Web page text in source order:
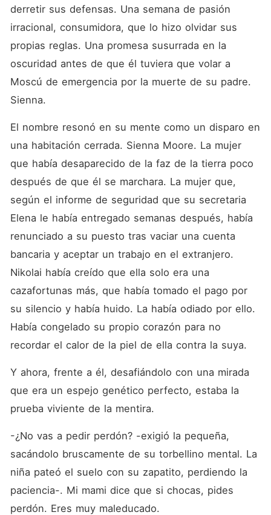
derretir sus defensas. Una semana de pasión
irracional, consumidora, que lo hizo olvidar sus
propias reglas. Una promesa susurrada en la
oscuridad antes de que él tuviera que volar a
Moscú de emergencia por la muerte de su padre.
Sienna.
El nombre resonó en su mente como un disparo en
una habitación cerrada. Sienna Moore. La mujer
que había desaparecido de la faz de la tierra poco
después de que él se marchara. La mujer que,
según el informe de seguridad que su secretaria
Elena le había entregado semanas después, había
renunciado a su puesto tras vaciar una cuenta
bancaria y aceptar un trabajo en el extranjero.
Nikolai había creído que ella solo era una
cazafortunas más, que había tomado el pago por
su silencio y había huido. La había odiado por ello.
Había congelado su propio corazón para no
recordar el calor de la piel de ella contra la suya.
Y ahora, frente a él, desafiándolo con una mirada
que era un espejo genético perfecto, estaba la
prueba viviente de la mentira.
-¿No vas a pedir perdón? -exigió la pequeña,
sacándolo bruscamente de su torbellino mental. La
niña pateó el suelo con su zapatito, perdiendo la
paciencia-. Mi mami dice que si chocas, pides
perdón. Eres muy maleducado.